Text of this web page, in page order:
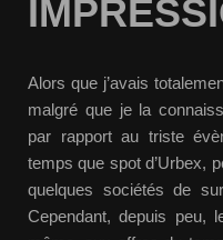
Alors que j’avais
malgré que je la
par rapport au triste
temps que spot d’Urbex,
quelques sociétés de
Cependant, depuis peu,